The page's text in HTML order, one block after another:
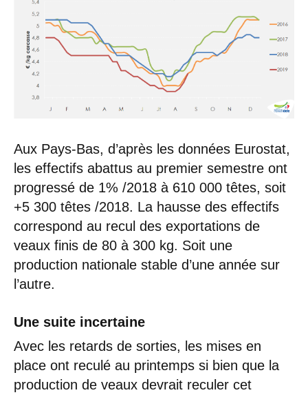
Aux Pays-Bas, d’après les données Eurostat,
les effectifs abattus au premier semestre ont
progressé de 1% /2018 à 610 000 têtes, soit
+5 300 têtes /2018. La hausse des effectifs
correspond au recul des exportations de
veaux finis de 80 à 300 kg. Soit une
production nationale stable d’une année sur
l’autre.
Une suite incertaine
Avec les retards de sorties, les mises en
place ont reculé au printemps si bien que la
production de veaux devrait reculer cet